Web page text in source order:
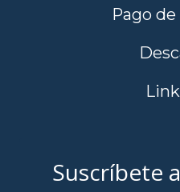
Pago
Suscríbete